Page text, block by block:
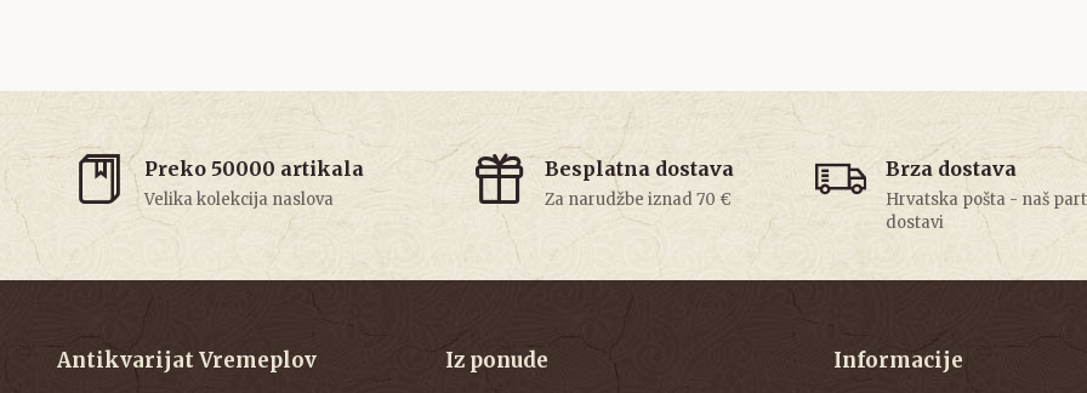
Preko 50000 artikala
Velika kolekcija naslova
Besplatna dostava
Za narudžbe iznad 70 €
Brza dostava
Hrvatska pošta - naš
dostavi
Antikvarijat Vremeplov Iz ponude Informacije